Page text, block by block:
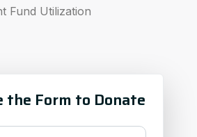
Fund Utilization
the Form to Donate